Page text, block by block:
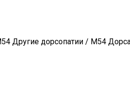
Другие дорсопатии / M54